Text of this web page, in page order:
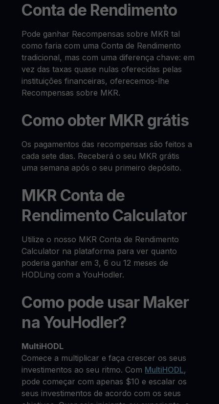
Conta de Rendimento
Pode ganhar Recompensas sobre MKR tal
como faria com uma Conta de Rendimento
tradicional, mas com uma diferença chave: em
vez das taxas quase nulas oferecidas pelas
instituições financeiras, oferecemos-lhe
Recompensas sobre MKR.
Como obter MKR grátis
Os pagamentos das recompensas são feitos a
cada sete dias. Receberá o seu MKR grátis
uma semana após o seu primeiro depósito.
MKR Conta de
Rendimento Calculator
Utilize o nosso MKR Conta de Rendimento
Calculator na plataforma para ver quanto
poderia ganhar em 3, 6 ou 12 meses de
HODLing com a YouHodler.
Como pode usar Maker
na YouHodler?
MultiHODL
Comece a multiplicar e faça crescer os seus
investimentos ao seu ritmo. Com MultiHODL,
pode começar com apenas $10 e escalar os
seus investimentos de acordo com os seus